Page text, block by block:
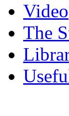
Video
The